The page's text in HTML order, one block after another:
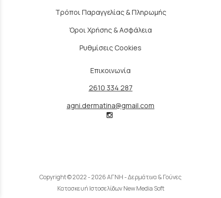
Τρόποι Παραγγελίας & Πληρωμής
Όροι Χρήσης & Ασφάλεια
Ρυθμίσεις Cookies
Επικοινωνία
2610 334 287
agni.dermatina@gmail.com
Copyright © 2022 - 2026 ΑΓΝΗ - Δερμάτινα & Γούνες
Κατασκευή Ιστοσελίδων New Media Soft